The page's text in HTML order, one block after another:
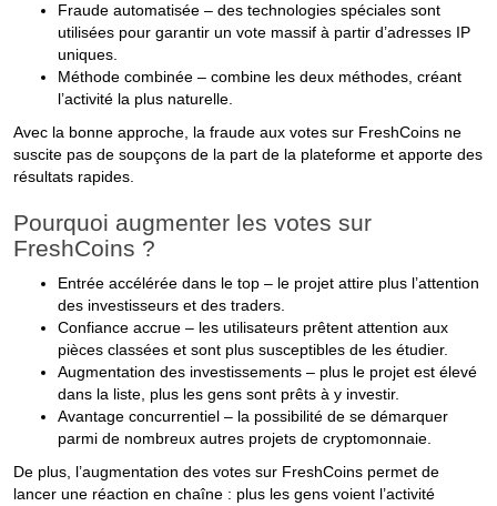
Fraude automatisée – des technologies spéciales sont
utilisées pour garantir un vote massif à partir d’adresses IP
uniques.
Méthode combinée – combine les deux méthodes, créant
l’activité la plus naturelle.
Avec la bonne approche, la fraude aux votes sur FreshCoins ne
suscite pas de soupçons de la part de la plateforme et apporte des
résultats rapides.
Pourquoi augmenter les votes sur
FreshCoins ?
Entrée accélérée dans le top – le projet attire plus l’attention
des investisseurs et des traders.
Confiance accrue – les utilisateurs prêtent attention aux
pièces classées et sont plus susceptibles de les étudier.
Augmentation des investissements – plus le projet est élevé
dans la liste, plus les gens sont prêts à y investir.
Avantage concurrentiel – la possibilité de se démarquer
parmi de nombreux autres projets de cryptomonnaie.
De plus, l’augmentation des votes sur FreshCoins permet de
lancer une réaction en chaîne : plus les gens voient l’activité